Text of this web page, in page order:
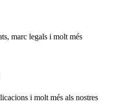
marc legals i molt més
i molt més als nostres